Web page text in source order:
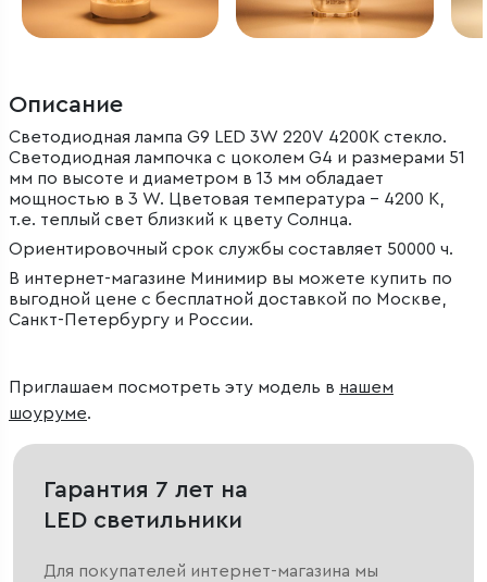
Описание
Светодиодная лампа G9 LED 3W 220V 4200K стекло.
Светодиодная лампочка с цоколем G4 и размерами 51
мм по высоте и диаметром в 13 мм обладает
мощностью в 3 W. Цветовая температура – 4200 К,
т.е. теплый свет близкий к цвету Солнца.
Ориентировочный срок службы составляет 50000 ч.
В интернет-магазине Минимир вы можете купить по
выгодной цене с бесплатной доставкой по Москве,
Санкт-Петербургу и России.
Приглашаем посмотреть эту модель в нашем
шоуруме.
Гарантия 7 лет на
LED светильники
Для покупателей интернет-магазина мы